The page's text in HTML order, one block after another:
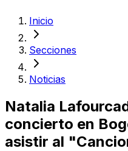
Inicio
Secciones
Noticias
Natalia
concierto en
asistir al